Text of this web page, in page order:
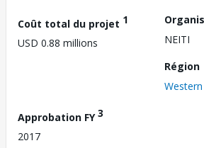
Coût total du projet 1
USD 0.88 millions
NEITI
Région
Approbation FY3
2017